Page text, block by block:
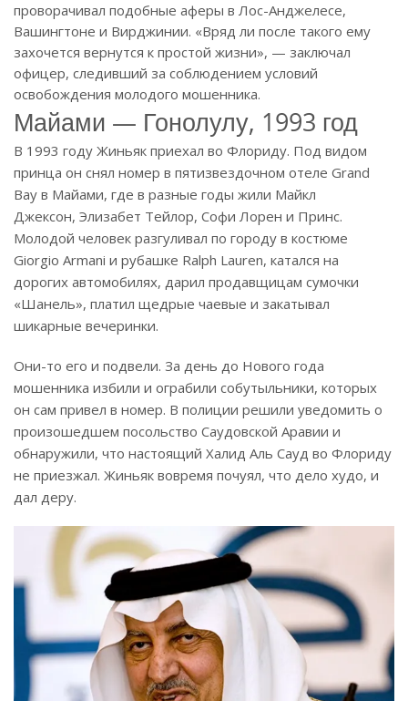
проворачивал подобные аферы в Лос-Анджелесе,
Вашингтоне и Вирджинии. «Вряд ли после такого ему
захочется вернутся к простой жизни», — заключал
офицер, следивший за соблюдением условий
освобождения молодого мошенника.
Майами — Гонолулу, 1993 год
В 1993 году Жиньяк приехал во Флориду. Под видом
принца он снял номер в пятизвездочном отеле Grand
Bay в Майами, где в разные годы жили Майкл
Джексон, Элизабет Тейлор, Софи Лорен и Принс.
Молодой человек разгуливал по городу в костюме
Giorgio Armani и рубашке Ralph Lauren, катался на
дорогих автомобилях, дарил продавщицам сумочки
«Шанель», платил щедрые чаевые и закатывал
шикарные вечеринки.
Они-то его и подвели. За день до Нового года
мошенника избили и ограбили собутыльники, которых
он сам привел в номер. В полиции решили уведомить о
произошедшем посольство Саудовской Аравии и
обнаружили, что настоящий Халид Аль Сауд во Флориду
не приезжал. Жиньяк вовремя почуял, что дело худо, и
дал деру.